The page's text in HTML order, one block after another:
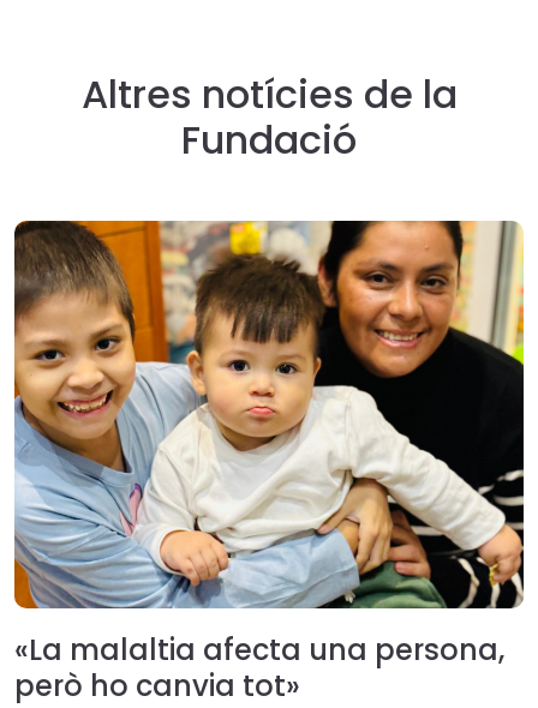
Altres notícies de la
Fundació
«La malaltia afecta una persona,
però ho canvia tot»